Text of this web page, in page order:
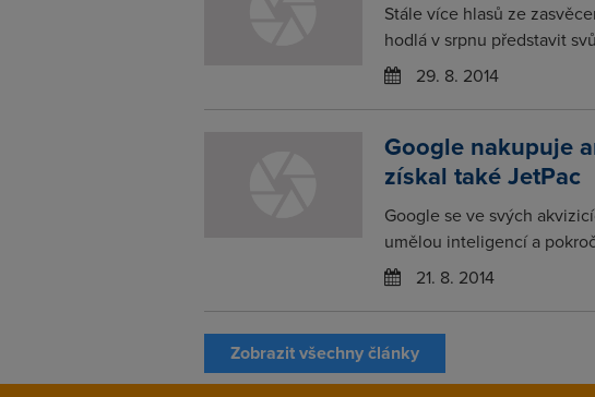
Stále více hlasů ze
hodlá v srpnu představit
29. 8. 2014
Google nakupuje
získal také JetPac
Google se ve svých
umělou inteligencí a
21. 8. 2014
Zobrazit všechny články